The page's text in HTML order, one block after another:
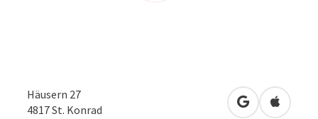
Häusern 27
4817St. Konrad in Google
in